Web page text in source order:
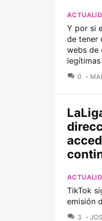
Y por si
de tener
webs de
0
TikTok
emisión
3